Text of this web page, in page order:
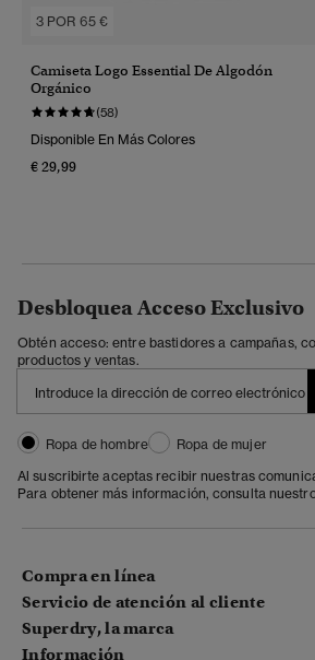
3 POR 65 €
Camiseta Logo Essential De Algodón
Orgánico
(58)
Disponible En Más Colores
€ 29,99
Desbloquea Acceso Exclusivo
Obtén acceso: entre bastidores a campañas,
productos y ventas.
Ropa de hombre
Ropa de mujer
Al suscribirte aceptas recibir nuestras
Para obtener más información, consulta
Compra en línea
Servicio de atención al cliente
Superdry, la marca
Información